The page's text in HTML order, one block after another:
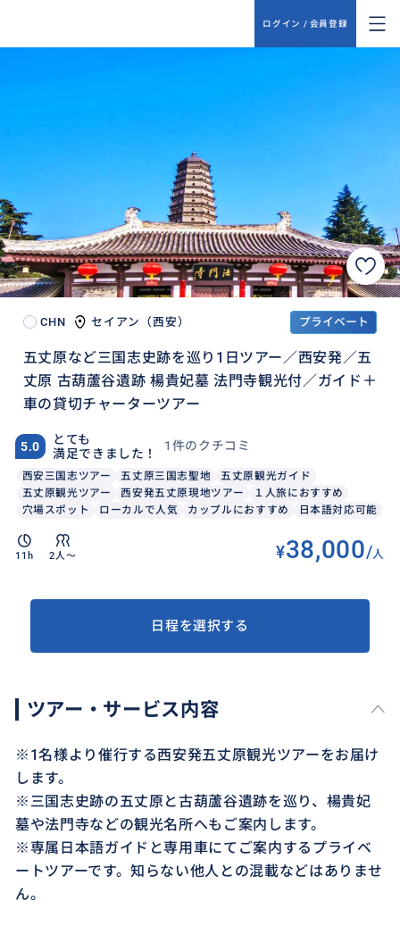
ログイン / 会員登録
CHN セイアン（西安） プライベート
五丈原など三国志史跡を巡り1日ツアー／西安発／五
丈原 古葫蘆谷遺跡 楊貴妃墓 法門寺観光付／ガイド＋
車の貸切チャーターツアー
5.0
とても
満足できました！
1件のクチコミ
西安三国志ツアー 五丈原三国志聖地
五丈原観光ガイド
五丈原観光ツアー
西安発五丈原現地ツアー
１人旅におすすめ
穴場スポット
ローカルで人気 カップルにおすすめ 日本語対応可能
11h 2人〜 ¥38,000/人
日程を選択する
ツアー・サービス内容
※1名様より催行する西安発五丈原観光ツアーをお届け
します。
※三国志史跡の五丈原と古葫蘆谷遺跡を巡り、楊貴妃
墓や法門寺などの観光名所へもご案内します。
※専属日本語ガイドと専用車にてご案内するプライベ
ートツアーです。知らない他人との混載などはありませ
ん。